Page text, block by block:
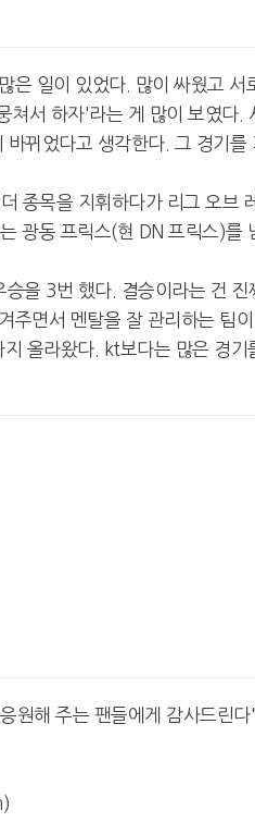
은 일이 있었다. 많이 싸웠고
쳐서 하자'라는 게 많이 보였다.
뀌었다고 생각한다. 그 경기
종목을 지휘하다가 리그 오브
광동 프릭스(현 DN 프릭스)를
을 3번 했다. 결승이라는 건
주면서 멘탈을 잘 관리하는 팀
올라왔다. kt보다는 많은 경
원해 주는 팬들에게 감사드린